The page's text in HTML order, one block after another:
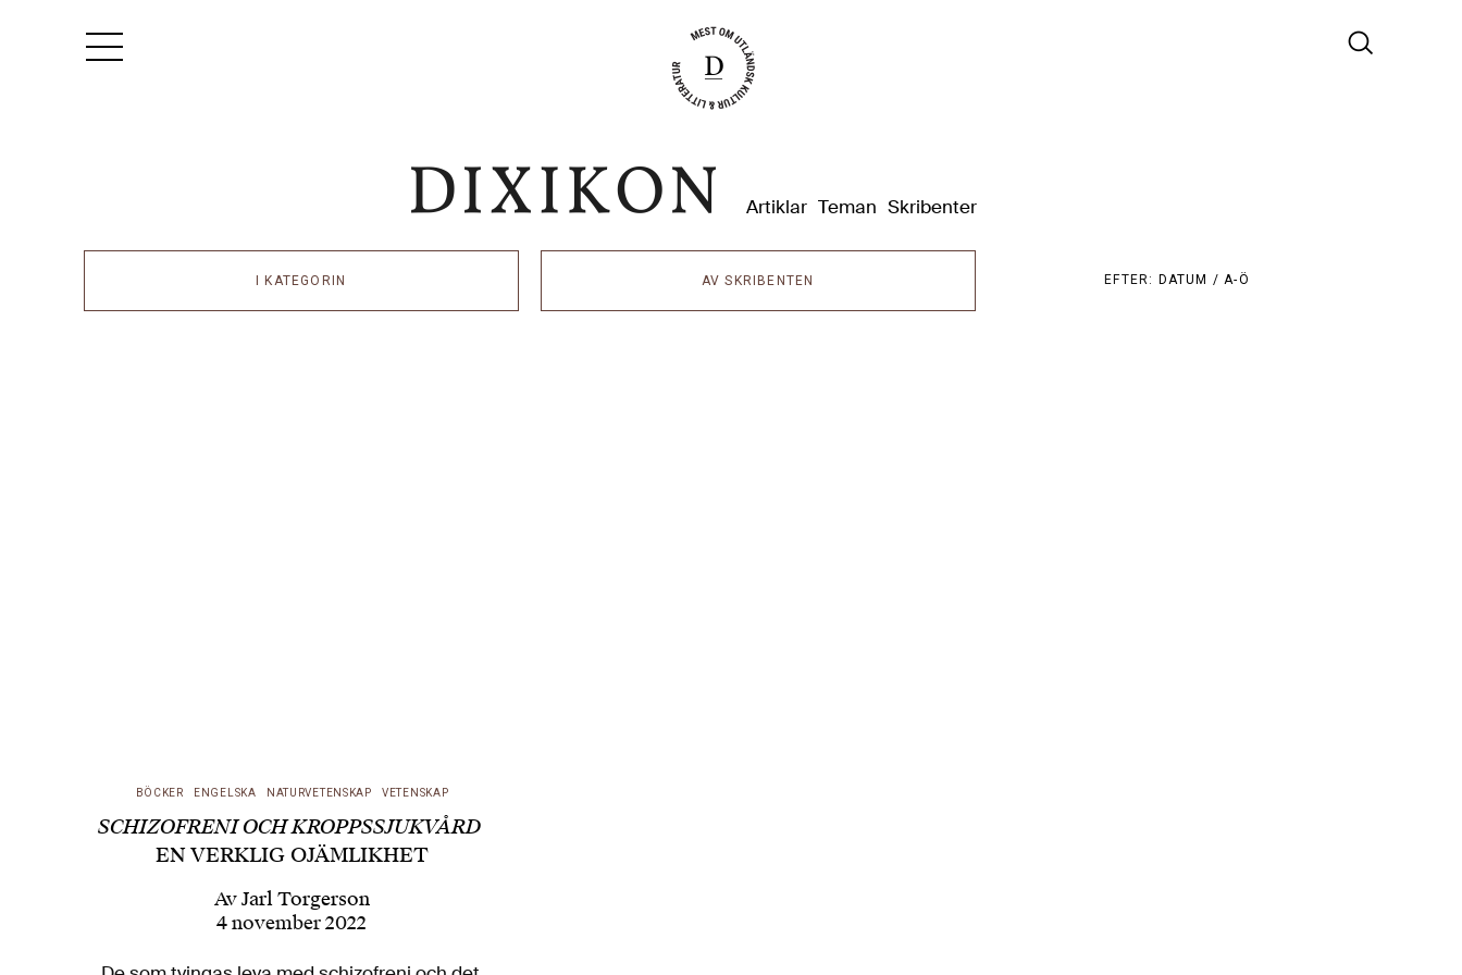
Artiklar Teman Skribenter
I KATEGORIN AV SKRIBENTEN EFTER: DATUM / A-Ö
BÖCKER ENGELSKA NATURVETENSKAP VETENSKAP
SCHIZOFRENI OCH KROPPSSJUKVÅRD
EN VERKLIG OJÄMLIKHET
AvJarl Torgerson
4 november 2022